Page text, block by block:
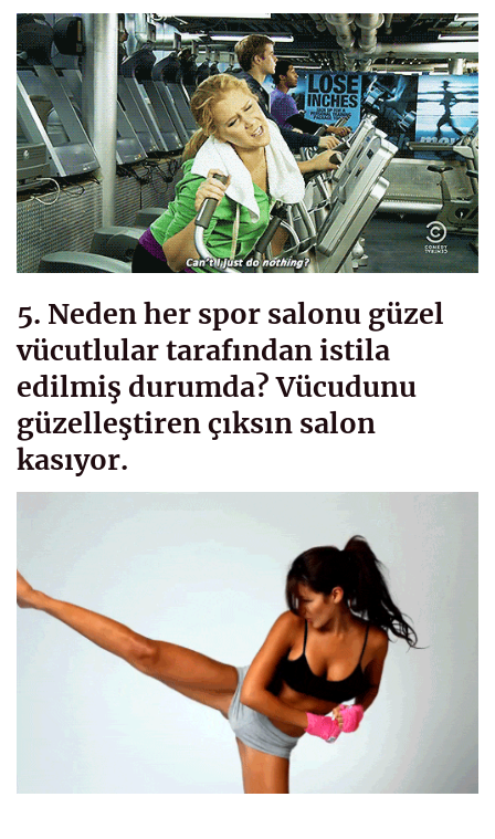
5. Neden her spor salonu güzel
vücutlular tarafından istila
edilmiş durumda? Vücudunu
güzelleştiren çıksın salon
kasıyor.